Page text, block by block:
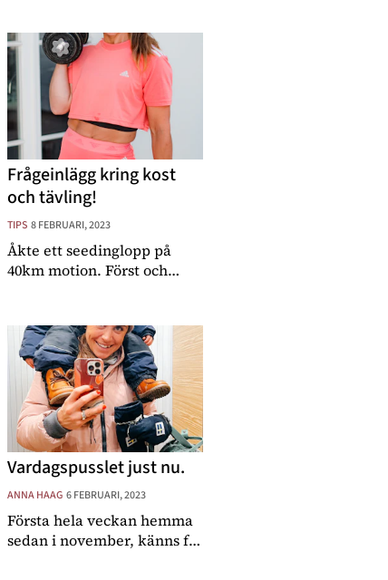
Frågeinlägg kring kost
och tävling!
TIPS 8 FEBRUARI, 2023
Åkte ett seedinglopp på
40km motion. Först och
Spyr och grejar på, får inte i
mig så mycket frukost på
loppdagen. Hur ska man
tänka där? Hamnade
Vardagspusslet just nu.
ANNA HAAG 6 FEBRUARI, 2023
Första hela veckan hemma
sedan i november, känns f a